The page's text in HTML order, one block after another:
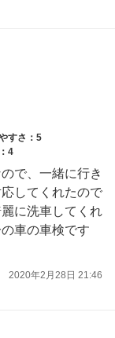
すさ：5
4
で、一緒に行き
してくれたので
に洗車してくれ
車の車検です
2020年2月28日 21:46